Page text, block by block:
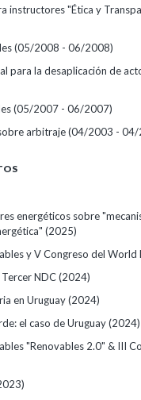
instructores "Ética y
(05/2008 - 06/2008)
para la desaplicación de
(05/2007 - 06/2007)
arbitraje(04/2003 - 04/
energéticos sobre
(2025)
y V Congreso del World
NDC(2024)
en Uruguay(2024)
el caso de Uruguay(2024)
"Renovables 2.0" & III